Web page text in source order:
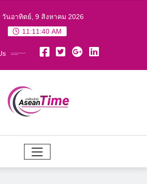
วันอาทิตย์, 9 สิงหาคม 2026
11:11:41 AM